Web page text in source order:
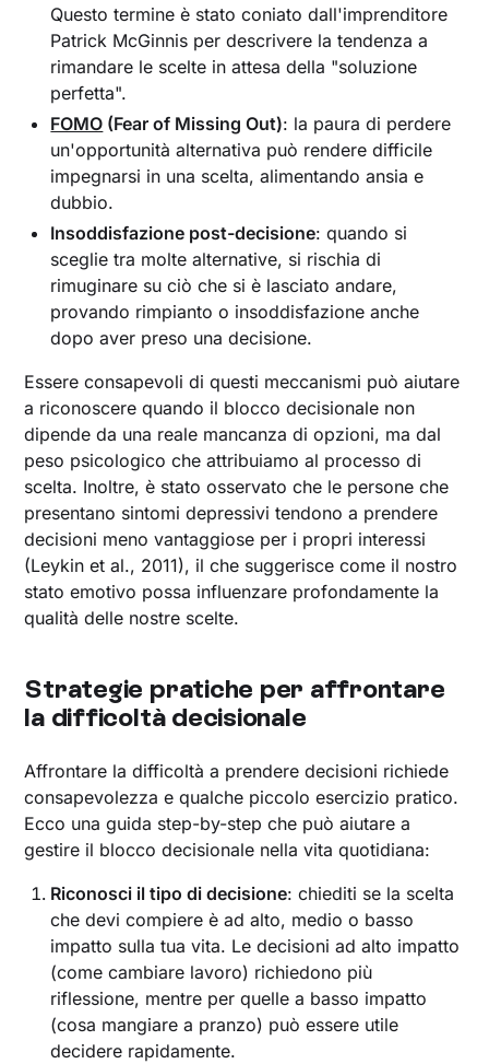
Questo termine è stato coniato dall'imprenditore
Patrick McGinnis per descrivere la tendenza a
rimandare le scelte in attesa della "soluzione
perfetta".
FOMO (Fear of Missing Out): la paura di perdere
un'opportunità alternativa può rendere difficile
impegnarsi in una scelta, alimentando ansia e
dubbio.
Insoddisfazione post-decisione: quando si
sceglie tra molte alternative, si rischia di
rimuginare su ciò che si è lasciato andare,
provando rimpianto o insoddisfazione anche
dopo aver preso una decisione.
Essere consapevoli di questi meccanismi può aiutare
a riconoscere quando il blocco decisionale non
dipende da una reale mancanza di opzioni, ma dal
peso psicologico che attribuiamo al processo di
scelta. Inoltre, è stato osservato che le persone che
presentano sintomi depressivi tendono a prendere
decisioni meno vantaggiose per i propri interessi
(Leykin et al., 2011), il che suggerisce come il nostro
stato emotivo possa influenzare profondamente la
qualità delle nostre scelte.
Strategie pratiche per affrontare
la difficoltà decisionale
Affrontare la difficoltà a prendere decisioni richiede
consapevolezza e qualche piccolo esercizio pratico.
Ecco una guida step-by-step che può aiutare a
gestire il blocco decisionale nella vita quotidiana:
Riconosci il tipo di decisione: chiediti se la scelta
che devi compiere è ad alto, medio o basso
impatto sulla tua vita. Le decisioni ad alto impatto
(come cambiare lavoro) richiedono più
riflessione, mentre per quelle a basso impatto
(cosa mangiare a pranzo) può essere utile
decidere rapidamente.